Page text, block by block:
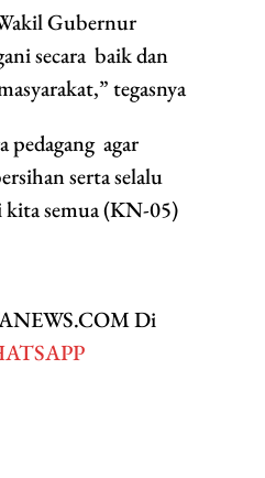
Gubernur
secara baik dan
tegasnya
pedagang agar
serta selalu
semua (KN-05)
Di